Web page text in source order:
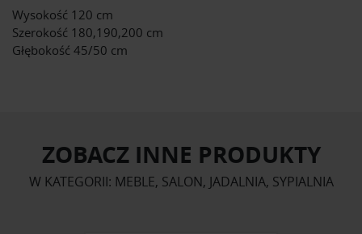
Wysokość 120 cm
Szerokość 180,190,200 cm
Głębokość 45/50 cm
ZOBACZ INNE PRODUKTY
W KATEGORII: MEBLE, SALON, JADALNIA, SYPIALNIA